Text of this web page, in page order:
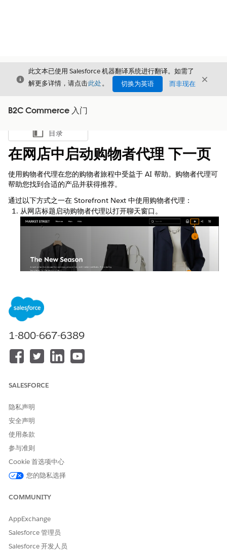
关闭
此文本已使用 Salesforce 机器翻译系统进行翻译。如需了
解更多详情，请点击此处。 切换为英语 而非现在 关闭
B2C Commerce 入门
显示目录
目录
在网店中启动购物者代理 下一页
使用购物者代理在您的购物者旅程中受益于 AI 帮助。购物者代理可
帮助您找到合适的产品并获得推荐。
通过以下方式之一在 Storefront Next 中使用购物者代理：
从网店标题启动购物者代理以打开聊天窗口。
在搜索字段中输入搜索文本。Storefront Next 将搜索文本作为
1-800-667-6389
SALESFORCE
隐私声明
安全声明
使用条款
参与准则
Cookie 首选项中心
您的隐私选择
COMMUNITY
AppExchange
Salesforce 管理员
Salesforce 开发人员